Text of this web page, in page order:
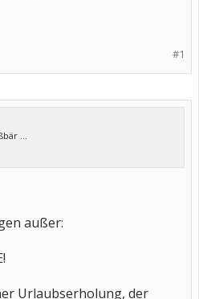
#1
...
außer:
Urlaubserholung, der